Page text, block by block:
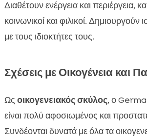
Διαθέτουν ενέργεια και περιέργεια,
κοινωνικοί και φιλικοί.
με τους ιδιοκτήτες τους.
Σχέσεις με Οικογένεια και
Ως οικογενειακός σκύλος, ο
είναι πολύ αφοσιωμένος και
Συνδέονται δυνατά με όλα τα